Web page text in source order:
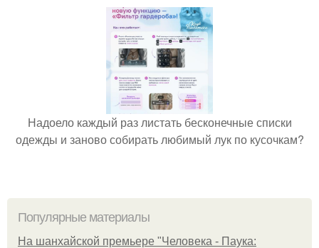
Надоело каждый раз листать бесконечные списки
одежды и заново собирать любимый лук по кусочкам?
Популярные материалы
На шанхайской премьере "Человека - Паука: